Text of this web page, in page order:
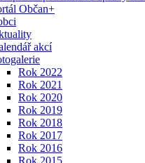
Občan+
akcí
Rok 2022
Rok 2021
Rok 2020
Rok 2019
Rok 2018
Rok 2017
Rok 2016
Rok 2015